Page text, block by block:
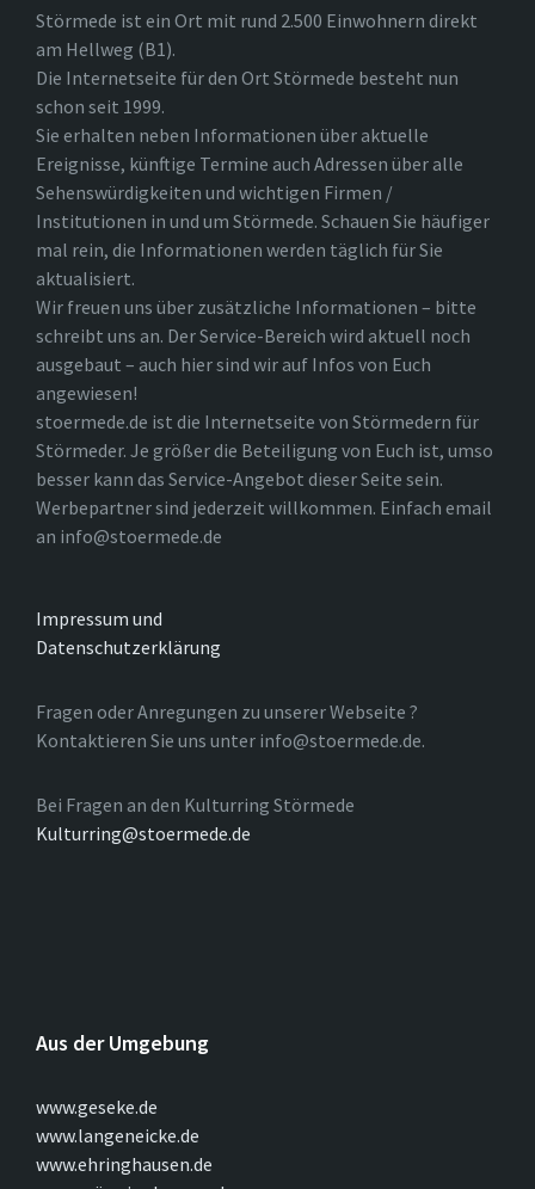
Störmede ist ein Ort mit rund 2.500 Einwohnern direkt
am Hellweg (B1).
Die Internetseite für den Ort Störmede besteht nun
schon seit 1999.
Sie erhalten neben Informationen über aktuelle
Ereignisse, künftige Termine auch Adressen über alle
Sehenswürdigkeiten und wichtigen Firmen /
Institutionen in und um Störmede. Schauen Sie häufiger
mal rein, die Informationen werden täglich für Sie
aktualisiert.
Wir freuen uns über zusätzliche Informationen – bitte
schreibt uns an. Der Service-Bereich wird aktuell noch
ausgebaut – auch hier sind wir auf Infos von Euch
angewiesen!
stoermede.de ist die Internetseite von Störmedern für
Störmeder. Je größer die Beteiligung von Euch ist, umso
besser kann das Service-Angebot dieser Seite sein.
Werbepartner sind jederzeit willkommen. Einfach email
an info@stoermede.de
Impressum und
Datenschutzerklärung
Fragen oder Anregungen zu unserer Webseite ?
Kontaktieren Sie uns unter info@stoermede.de.
Bei Fragen an den Kulturring Störmede
Kulturring@stoermede.de
Aus der Umgebung
www.geseke.de
www.langeneicke.de
www.ehringhausen.de